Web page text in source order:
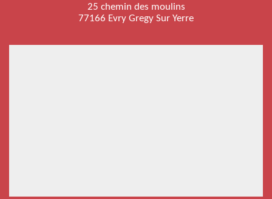
25 chemin des moulins
77166 Evry Gregy Sur Yerre